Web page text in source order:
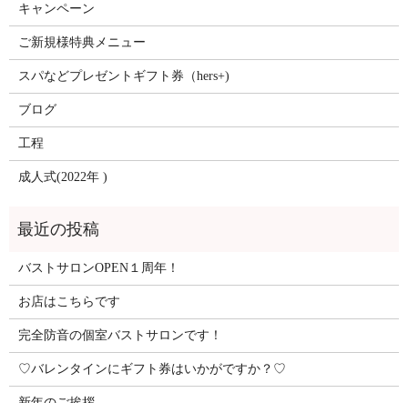
キャンペーン
ご新規様特典メニュー
スパなどプレゼントギフト券（hers+)
ブログ
工程
成人式(2022年 )
バストサロンOPEN１周年！
お店はこちらです
完全防音の個室バストサロンです！
♡バレンタインにギフト券はいかがですか？♡